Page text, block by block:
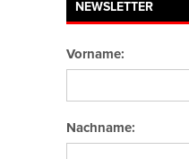
NEWSLETTER
Vorname:
Nachname: